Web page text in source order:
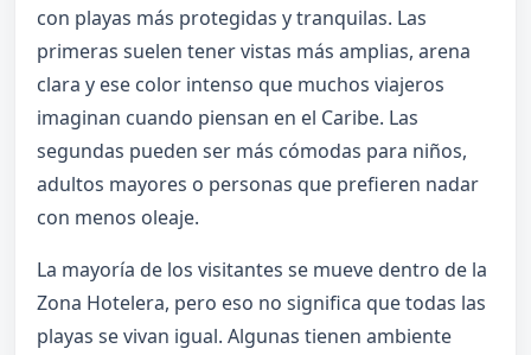
con playas más protegidas y tranquilas. Las
primeras suelen tener vistas más amplias, arena
clara y ese color intenso que muchos viajeros
imaginan cuando piensan en el Caribe. Las
segundas pueden ser más cómodas para niños,
adultos mayores o personas que prefieren nadar
con menos oleaje.
La mayoría de los visitantes se mueve dentro de la
Zona Hotelera, pero eso no significa que todas las
playas se vivan igual. Algunas tienen ambiente